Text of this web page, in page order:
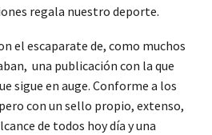
regala nuestro deporte.
el escaparate de, como muchos
una publicación con la que
sigue en auge. Conforme a los
con un sello propio, extenso,
de todos hoy día y una